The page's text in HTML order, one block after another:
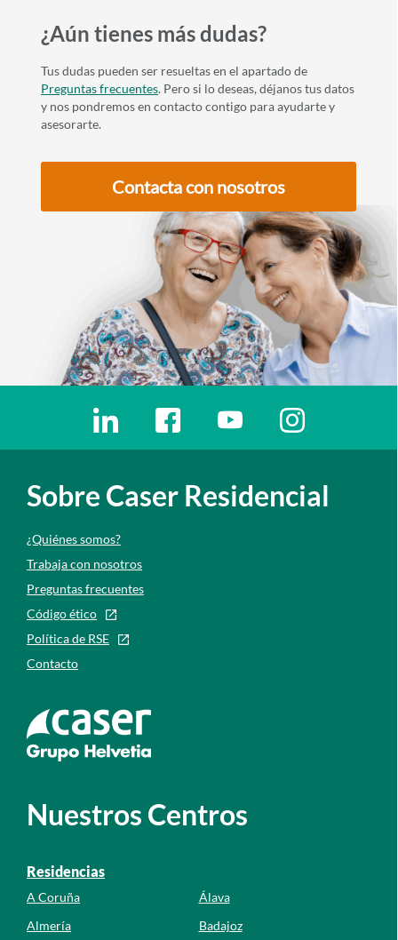
¿Aún tienes más dudas?
Tus dudas pueden ser resueltas en el apartado de
Preguntas frecuentes. Pero si lo deseas, déjanos tus datos
y nos pondremos en contacto contigo para ayudarte y
asesorarte.
Contacta con nosotros
Ir a a la red social. Abre ventana nueva
Ir a a la red social. Abre ventana
Ir a a la red social. Abre
Ir a a la red
Sobre Caser Residencial
¿Quiénes somos?
Trabaja con nosotros
Preguntas frecuentes
Código ético
Política de RSE
Contacto
Ir a la web de caser
Nuestros Centros
Residencias
A Coruña
Álava
Almería
Badajoz